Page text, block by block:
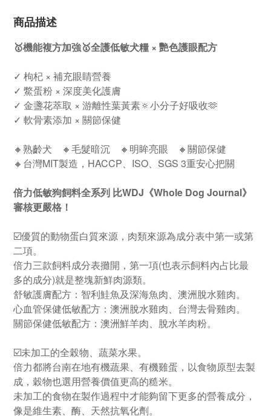
商品描述
🥇機能複方加強🥇全護低敏犬糧 × 艷色護眼配方
✓ 枸杞 × 補充眼睛營養
✓ 鱉蛋粉 × 深度美化護膚
✓ 金盞花萃取 × 游離性葉黃素🔅小分子好吸收🫶
✓ 軟骨素添加 × 關節保健
🔸熟齡犬 🔸毛髮暗沉 🔸明眸亮眼 🔸關節保健
🔸台灣MIT製造，HACCP、ISO、SGS 3重安心把關
倍力低敏狗飼料全系列 比WDJ《Whole Dog Journal》
審核更嚴格！
☑️優質的動物蛋白質來源，肉類來源為成分表中第一或第
二項。
倍力三款飼料成分表攤開，第一項(也表示飼料內占比最
多的成分)就是整塊新鮮肉源類。
舒敏護膚配方：智利鮭魚及深海魚肉、澳洲脫水雞肉。
心血管保健低敏配方：澳洲脫水雞肉、台灣去骨雞肉。
關節保健低敏配方：澳洲鮮羊肉、脫水羊肉粉。
☑️未加工的全榖物、蔬菜水果。
倍力都將台南在地有機蔬果、有機雞蛋，以食物原型去製
成，穀物也選用營養價值更高的糙米。
未加工的食物在製作過程中才能夠留下更多的營養成分，
像是維生素、酶、天然抗氧化劑。